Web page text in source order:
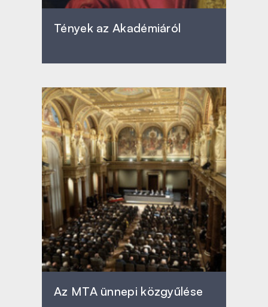
Tények az Akadémiáról
Az MTA ünnepi közgyűlése